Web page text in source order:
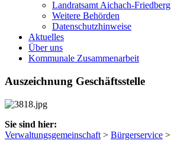
Landratsamt Aichach-Friedberg
Weitere Behörden
Datenschutzhinweise
Aktuelles
Über uns
Kommunale Zusammenarbeit
Auszeichnung Geschäftsstelle
Sie sind hier:
Verwaltungsgemeinschaft > Bürgerservice >